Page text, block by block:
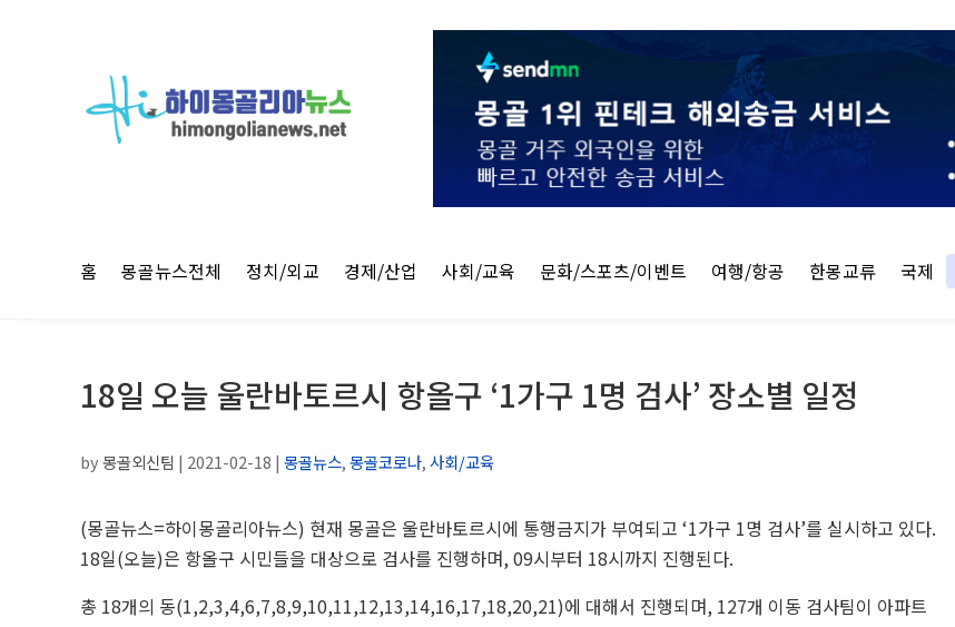
홈 몽골뉴스전체 정치/외교 경제/산업 사회/교육 문화/스포츠/이벤트 여행/항공 한몽교류 국제
18일 오늘 울란바토르시 항올구 ‘1가구 1명 검사’ 장소별 일정
by몽골외신팀 | 2021-02-18 | 몽골뉴스,몽골코로나,사회/교육
(몽골뉴스=하이몽골리아뉴스) 현재 몽골은 울란바토르시에 통행금지가 부여되고 ‘1가구 1명 검사’를 실시하고 있다.
18일(오늘)은 항올구 시민들을 대상으로 검사를 진행하며, 09시부터 18시까지 진행된다.
총 18개의 동(1,2,3,4,6,7,8,9,10,11,12,13,14,16,17,18,20,21)에 대해서 진행되며, 127개 이동 검사팀이 아파트